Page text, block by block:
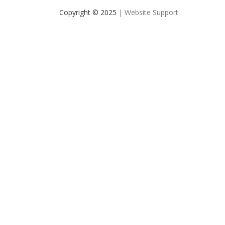
Copyright © 2025 | Website Support